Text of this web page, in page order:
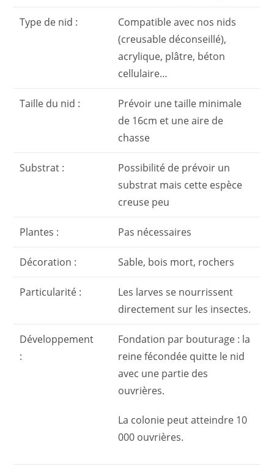
Type de nid :
Compatible avec nos nids
(creusable déconseillé),
acrylique, plâtre, béton
cellulaire…
Taille du nid :
Prévoir une taille minimale
de 16cm et une aire de
chasse
Substrat :
Possibilité de prévoir un
substrat mais cette espèce
creuse peu
Plantes : Pas nécessaires
Décoration : Sable, bois mort, rochers
Particularité :
Les larves se nourrissent
directement sur les insectes.
Développement
:
Fondation par bouturage : la
reine fécondée quitte le nid
avec une partie des
ouvrières.
La colonie peut atteindre 10
000 ouvrières.